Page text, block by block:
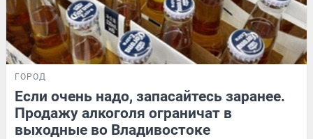
ГОРОД
Если очень надо, запасайтесь заранее.
Продажу алкоголя ограничат в
выходные во Владивостоке